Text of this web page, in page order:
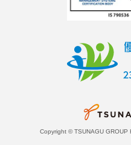
Copyright © TSUNAGU GROUP